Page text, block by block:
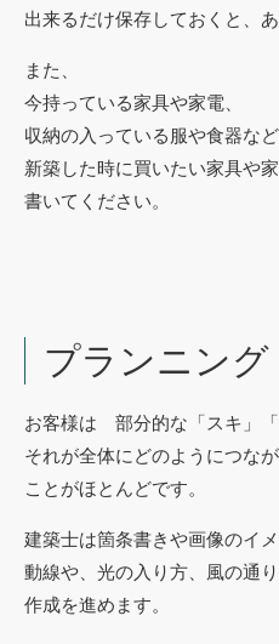
出来るだけ保存しておくと、
また、
今持っている家具や家電、
収納の入っている服や食器など
新築した時に買いたい家具
書いてください。
プランニング
お客様は 部分的な「スキ」
それが全体にどのようにつな
ことがほとんどです。
建築士は箇条書きや画像のイ
動線や、光の入り方、風の通
作成を進めます。